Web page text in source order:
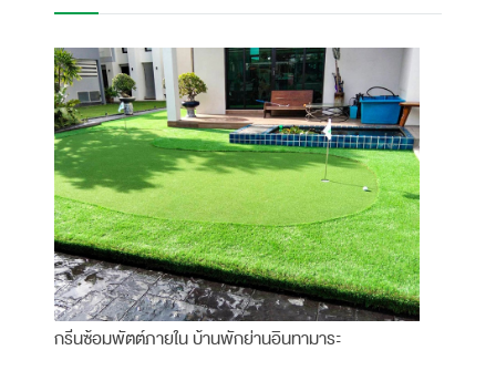
กรีนซ้อมพัตต์ภายใน บ้านพักย่านอินทามาระ